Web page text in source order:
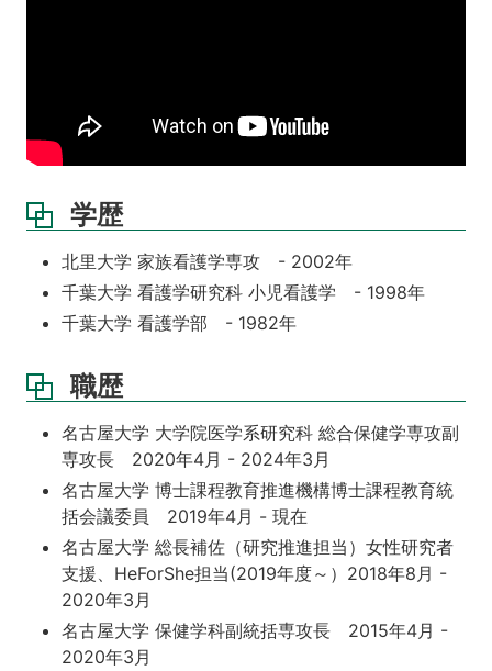
学歴
北里大学 家族看護学専攻 - 2002年
千葉大学 看護学研究科 小児看護学 - 1998年
千葉大学 看護学部 - 1982年
職歴
名古屋大学 大学院医学系研究科 総合保健学専攻副
専攻長 2020年4月 - 2024年3月
名古屋大学 博士課程教育推進機構博士課程教育統
括会議委員 2019年4月 - 現在
名古屋大学 総長補佐（研究推進担当）女性研究者
支援、HeForShe担当(2019年度～）2018年8月 -
2020年3月
名古屋大学 保健学科副統括専攻長 2015年4月 -
2020年3月